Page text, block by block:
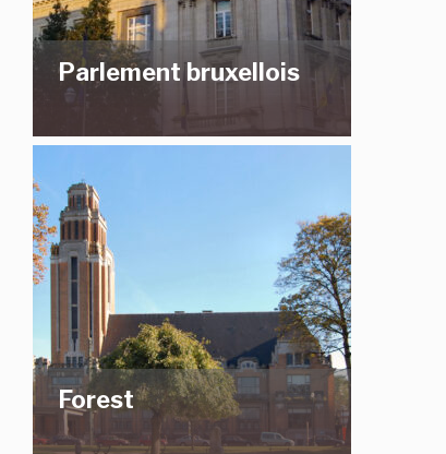
Parlement bruxellois
Forest